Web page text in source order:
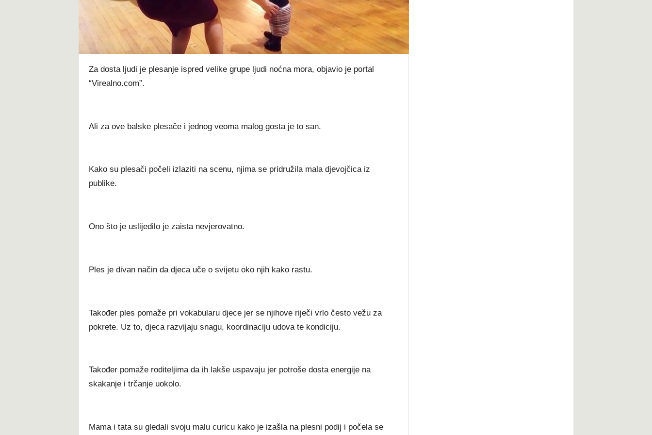
Za dosta ljudi je plesanje ispred velike grupe ljudi noćna mora, objavio je portal
“Virealno.com”.
Ali za ove balske plesače i jednog veoma malog gosta je to san.
Kako su plesači počeli izlaziti na scenu, njima se pridružila mala djevojčica iz
publike.
Ono što je uslijedilo je zaista nevjerovatno.
Ples je divan način da djeca uče o svijetu oko njih kako rastu.
Također ples pomaže pri vokabularu djece jer se njihove riječi vrlo često vežu za
pokrete. Uz to, djeca razvijaju snagu, koordinaciju udova te kondiciju.
Također pomaže roditeljima da ih lakše uspavaju jer potroše dosta energije na
skakanje i trčanje uokolo.
Mama i tata su gledali svoju malu curicu kako je izašla na plesni podij i počela se